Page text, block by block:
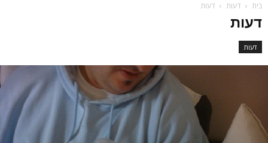
בית דעות דעות
דעות
דעות